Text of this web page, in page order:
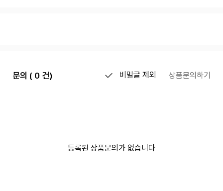
문의 ( 0 건) 비밀글 제외 상품문의하기
등록된 상품문의가 없습니다